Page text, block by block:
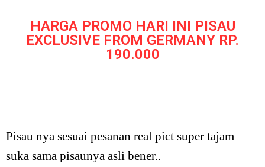
HARGA PROMO HARI INI PISAU
EXCLUSIVE FROM GERMANY RP.
190.000
Pisau nya sesuai pesanan real pict super tajam
suka sama pisaunya asli bener..